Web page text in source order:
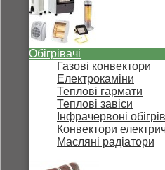
Обігрівачі
Газові конвектори
Електрокаміни
Теплові гармати
Теплові завіси
Інфрачервоні
Конвектори
Масляні радіатори